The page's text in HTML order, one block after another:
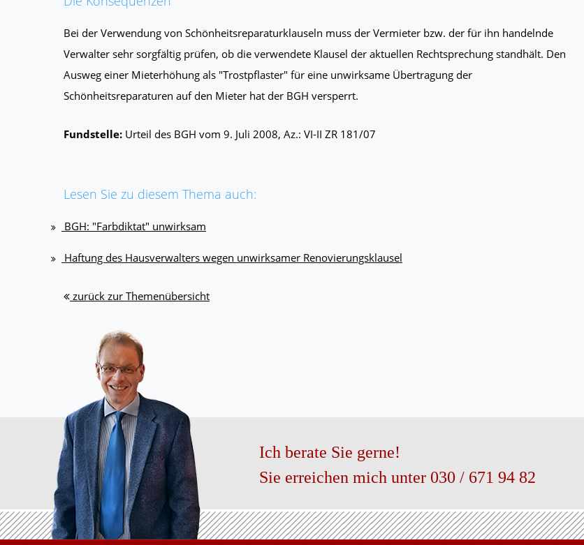
Bei der Verwendung von Schönheitsreparaturklauseln muss der Vermieter bzw. der für ihn handelnde
Verwalter sehr sorgfältig prüfen, ob die verwendete Klausel der aktuellen Rechtsprechung standhält. Den
Ausweg einer Mieterhöhung als "Trostpflaster" für eine unwirksame Übertragung der
Schönheitsreparaturen auf den Mieter hat der BGH versperrt.
Fundstelle: Urteil des BGH vom 9. Juli 2008, Az.: VI-II ZR 181/07
Lesen Sie zu diesem Thema auch:
BGH: "Farbdiktat" unwirksam
Haftung des Hausverwalters wegen unwirksamer Renovierungsklausel
zurück zur Themenübersicht
Ich berate Sie gerne!
Sie erreichen mich unter 030 / 671 94 82